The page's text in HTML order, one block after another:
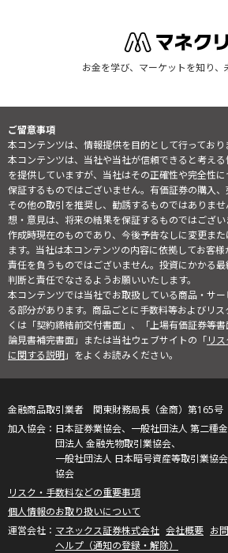
お金を学び、マーケットを知り、
ご留意事項
本コンテンツは、情報提供を目的として行っており
本コンテンツは、当社や当社が信頼できると考え
を提供していますが、当社はその正確性や完全性
保証するものではございません。有価証券の購入、
その他の取引を推奨し、勧誘するものではありま
想・意見は、将来の結果を保証するものではござ
作成時現在のものであり、今後予告なしに変更ま
ます。当社は本コンテンツの内容に依拠してお客
責任を負うものではございません。投資にかかる
判断と責任でなさるようお願いいたします。
本コンテンツでは当社でお取扱している商品・サ
る部分があります。商品ごとに手数料等およびリ
くは「契約締結前交付書面」、「上場有価証券等
論見書補完書面」または当社ウェブサイトの「リ
に関する説明」をよくお読みください。
金融商品取引業者 関東財務局長（金商）第165号
日本証券業協会、一般社団法人 第二種
団法人 金融先物取引業協会、
一般社団法人 日本暗号資産等取引業協
協会
リスク・手数料などの重要事項
個人情報のお取り扱いについて
マネックス証券株式会社 会社概要 お
ヘルプ（通知の登録・解除）